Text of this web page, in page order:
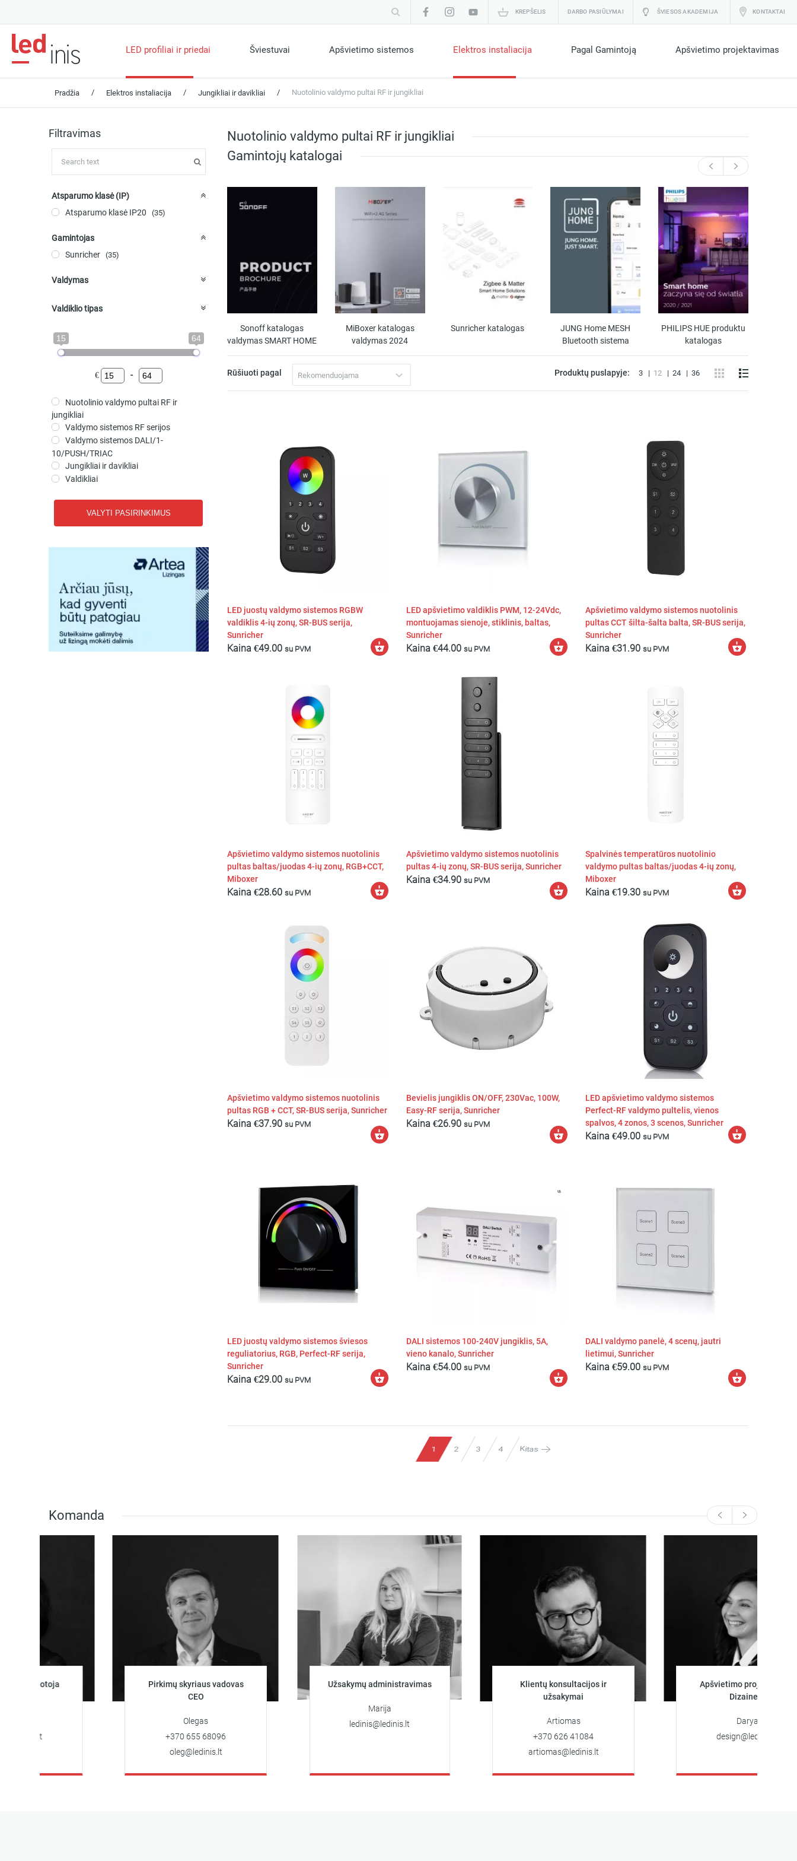
KREPŠELIS DARBO PASIŪLYMAI ŠVIESOS AKADEMIJA KONTAKTAI
LED profiliai ir priedai Šviestuvai Apšvietimo sistemos Elektros instaliacija Pagal Gamintoją Apšvietimo projektavimas
Pradžia / Elektros instaliacija / Jungikliai ir davikliai / Nuotolinio valdymo pultai RF ir jungikliai
Filtravimas
Atsparumo klasė (IP)
Atsparumo klasė IP20
(35)
Gamintojas
Sunricher (35)
Valdymas
On/Off 100-240Vac
On/Off DIM 12/24VDC
On/Off DIM 36VDC (17)
RGB 12/24VDC (8)
RGB+CCT 12/24VDC (2)
+ Rodyti daugiau
Valdiklio tipas
Signalo siųstuvai (28)
15 64
€ -
Nuotolinio valdymo pultai RF ir
jungikliai
Valdymo sistemos RF serijos
Valdymo sistemos DALI/1-
10/PUSH/TRIAC
Jungikliai ir davikliai
Valdikliai
VALYTI PASIRINKIMUS
Nuotolinio valdymo pultai RF ir jungikliai
Gamintojų katalogai
Sonoff katalogas
valdymas SMART HOME
MiBoxer katalogas
valdymas 2024
Sunricher katalogas
JUNG Home MESH
Bluetooth sistema
PHILIPS HUE produktu
katalogas
Produktų puslapyje: 3 12 24 36
Rūšiuoti pagal Rekomenduojama
LED juostų valdymo sistemos RGBW
valdiklis 4-ių zonų, SR-BUS serija,
Sunricher
Kaina €49.00 su PVM
Į
krepšelį
LED apšvietimo valdiklis PWM, 12-24Vdc,
montuojamas sienoje, stiklinis, baltas,
Sunricher
Kaina €44.00 su PVM
Į
krepšelį
Apšvietimo valdymo sistemos nuotolinis
pultas CCT šilta-šalta balta, SR-BUS serija,
Sunricher
Kaina €31.90 su PVM
Į
krepšelį
Apšvietimo valdymo sistemos nuotolinis
pultas baltas/juodas 4-ių zonų, RGB+CCT,
Miboxer
Kaina €28.60 su PVM
Pasirinkti
savybes
Apšvietimo valdymo sistemos nuotolinis
pultas 4-ių zonų, SR-BUS serija, Sunricher
Kaina €34.90 su PVM
Į
krepšelį
Spalvinės temperatūros nuotolinio
valdymo pultas baltas/juodas 4-ių zonų,
Miboxer
Kaina €19.30 su PVM
Pasirinkti
savybes
Apšvietimo valdymo sistemos nuotolinis
pultas RGB + CCT, SR-BUS serija, Sunricher
Kaina €37.90 su PVM
Į
krepšelį
Bevielis jungiklis ON/OFF, 230Vac, 100W,
Easy-RF serija, Sunricher
Kaina €26.90 su PVM
Į
krepšelį
LED apšvietimo valdymo sistemos
Perfect-RF valdymo pultelis, vienos
spalvos, 4 zonos, 3 scenos, Sunricher
Kaina €49.00 su PVM
Į
krepšelį
LED juostų valdymo sistemos šviesos
reguliatorius, RGB, Perfect-RF serija,
Sunricher
Kaina €29.00 su PVM
Į
krepšelį
DALI sistemos 100-240V jungiklis, 5A,
vieno kanalo, Sunricher
Kaina €54.00 su PVM
Į
krepšelį
DALI valdymo panelė, 4 scenų, jautri
lietimui, Sunricher
Kaina €59.00 su PVM
Į
krepšelį
1 2 3 4 Kitas
Komanda
Pirkimų skyriaus vadovas
+370 655 68096
oleg@ledinis.lt
Užsakymų administravimas
ledinis@ledinis.lt
Klientų konsultacijos ir
užsakymai
+370 626 41084
artiomas@ledinis.lt
Apšvietimo projektuotoja
Dizainerė
design@ledinis.lt